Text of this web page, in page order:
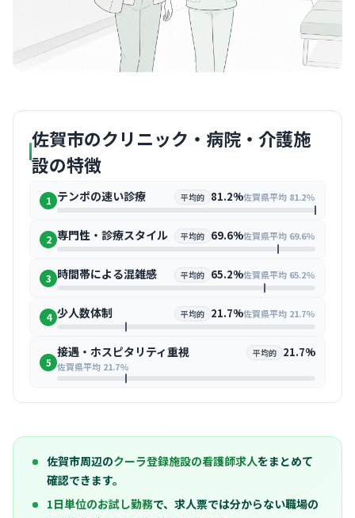
佐賀市のクリニック・病院・介護施
設の特徴
1 テンポの速い診療 平均的 81.2%佐賀県平均 81.2%
2 専門性・診療スタイル 平均的 69.6%佐賀県平均 69.6%
3 時間帯による混雑感 平均的 65.2%佐賀県平均 65.2%
4 少人数体制 平均的 21.7%佐賀県平均 21.7%
5
接遇・ホスピタリティ重視 平均的 21.7%
佐賀県平均 21.7%
佐賀市周辺のクーラ登録施設の看護師求人をまとめて
確認できます。
1日単位のお試し勤務で、求人票では分からない職場の